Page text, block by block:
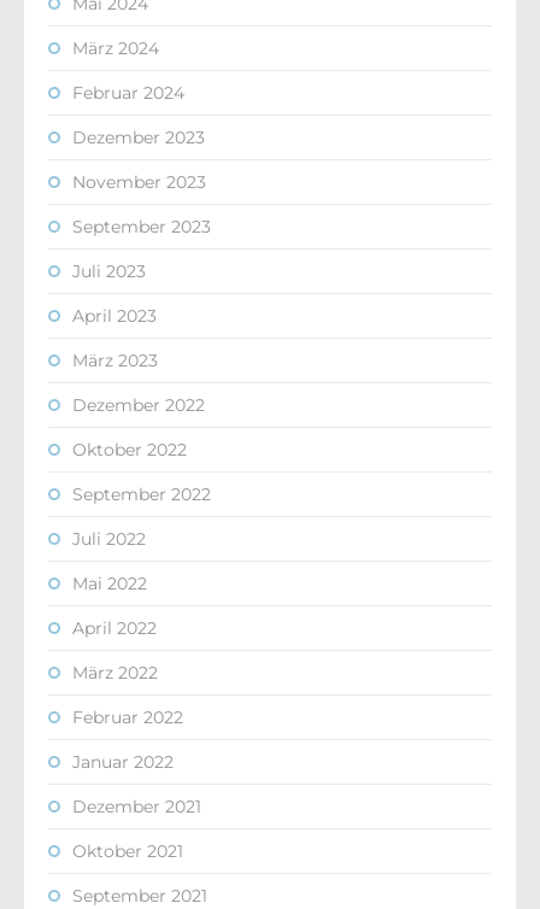
März 2024
Februar 2024
Dezember 2023
November 2023
September 2023
Juli 2023
April 2023
März 2023
Dezember 2022
Oktober 2022
September 2022
Juli 2022
Mai 2022
April 2022
März 2022
Februar 2022
Januar 2022
Dezember 2021
Oktober 2021
September 2021